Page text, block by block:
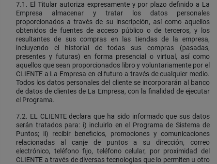
7.1. El Titular autoriza expresamente y por plazo definido a La
Empresa almacenar y tratar los datos personales
proporcionados a través de su inscripción, así como aquellos
obtenidos de fuentes de acceso público o de terceros, y los
resultantes de sus compras en las tiendas de la empresa,
incluyendo el historial de todas sus compras (pasadas,
presentes y futuras) en forma presencial o virtual, así como
aquellos que sean proporcionados libro y voluntariamente por el
CLIENTE a La Empresa en el futuro a través de cualquier medio.
Todos los datos personales del cliente se incorporarán al banco
de datos de clientes de La Empresa, con la finalidad de ejecutar
el Programa.
7.2. EL CLIENTE declara que ha sido informado que sus datos
serán tratados para: i) incluirlo en el Programa de Sistema de
Puntos; ii) recibir beneficios, promociones y comunicaciones
relacionadas al canje de puntos a su dirección, correo
electrónico, teléfono fijo, teléfono celular, por proximidad del
CLIENTE a través de diversas tecnologías que lo permiten u otro